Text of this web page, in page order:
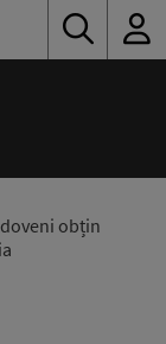
obțin